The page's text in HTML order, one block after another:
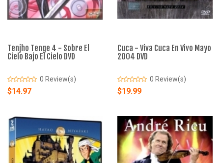
Tenjho Tenge 4 - Sobre El
Cielo Bajo El Cielo DVD
0 Review(s)
$14.97
Cuca - Viva Cuca En Vivo Mayo
2004 DVD
0 Review(s)
$19.99